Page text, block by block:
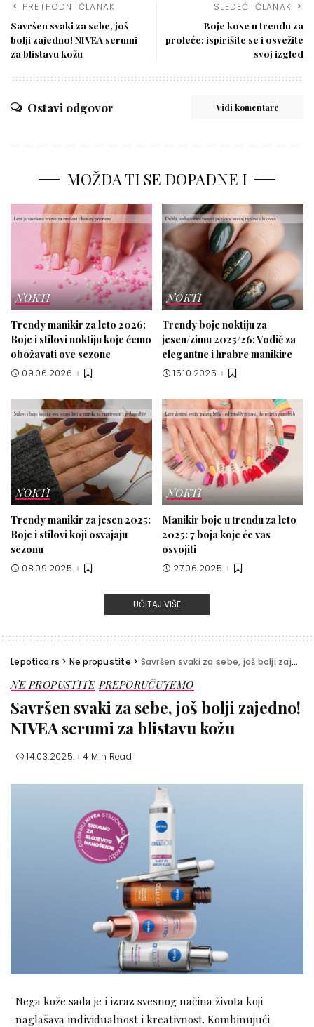
PRETHODNI ČLANAK
Savršen svaki za sebe, još
bolji zajedno! NIVEA serumi
za blistavu kožu
SLEDEĆI ČLANAK
Boje kose u trendu za
proleće: ispirišite se i osvežite
svoj izgled
Ostavi odgovor Vidi komentare
MOŽDA TI SE DOPADNE I
NOKTI
Trendy manikir za leto 2026:
Boje i stilovi noktiju koje ćemo
obožavati ove sezone
09.06.2026.
NOKTI
Trendy boje noktiju za
jesen/zimu 2025/26: Vodič za
elegantne i hrabre manikire
15.10.2025.
NOKTI
Trendy manikir za jesen 2025:
Boje i stilovi koji osvajaju
sezonu
08.09.2025.
NOKTI
Manikir boje u trendu za leto
2025: 7 boja koje će vas
osvojiti
27.06.2025.
UČITAJ VIŠE
Lepotica.rs > Ne propustite > Savršen svaki za sebe, još bolji zajedno! NIVEA serumi za blistavu kožu
NE PROPUSTITE PREPORUČUJEMO
Savršen svaki za sebe, još bolji zajedno!
NIVEA serumi za blistavu kožu
14.03.2025. 4 Min Read
Nega kože sada je i izraz svesnog načina života koji
naglašava individualnost i kreativnost. Kombinujući